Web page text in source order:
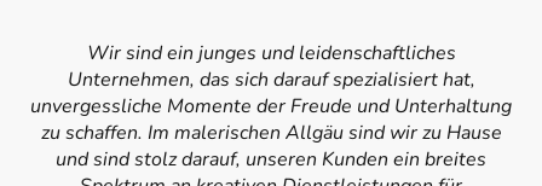
Wir sind ein junges und leidenschaftliches
Unternehmen, das sich darauf spezialisiert hat,
unvergessliche Momente der Freude und Unterhaltung
zu schaffen. Im malerischen Allgäu sind wir zu Hause
und sind stolz darauf, unseren Kunden ein breites